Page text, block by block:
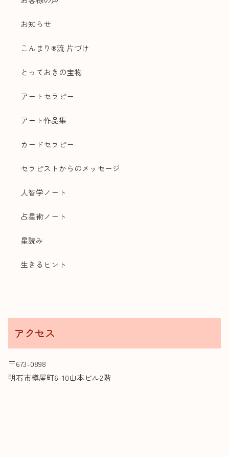
お知らせ
こんまり®流 片づけ
とっておきの宝物
アートセラピー
アート作品集
カードセラピー
セラピストからのメッセージ
人智学ノート
占星術ノート
星読み
生きるヒント
アクセス
〒673-0898
明石市樽屋町6-10山本ビル2階